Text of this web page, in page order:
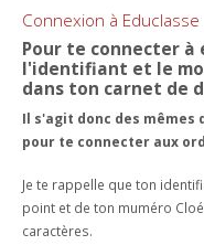
Connexion à Educlasse
Pour te connecter
l'identifiant et le
dans ton carnet de
Il s'agit donc des mêmes
pour te connecter aux
Je te rappelle que ton
point et de ton muméro
caractères.